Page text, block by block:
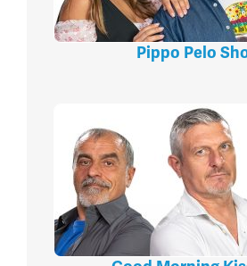
Pippo Pelo